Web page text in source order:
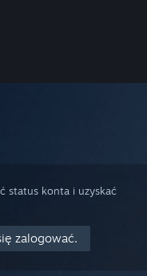
status konta i uzyskać
zalogować.